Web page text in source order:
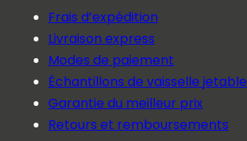
Frais d’expédition
Livraison express
Modes de paiement
Échantillons de vaisselle jetable
Garantie du meilleur prix
Retours et remboursements